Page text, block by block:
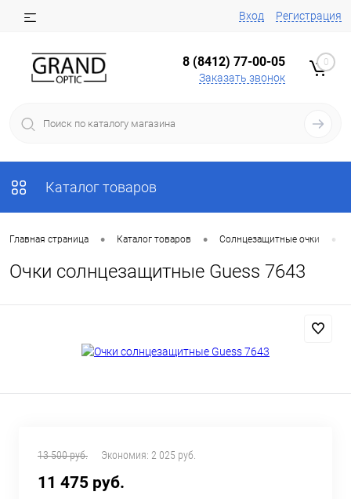
Вход Регистрация
8 (8412) 77-00-05
Заказать звонок
0
Каталог товаров
Главная страница • Каталог товаров • Солнцезащитные очки •
Очки солнцезащитные Guess 7643
13 500 руб. Экономия: 2 025 руб.
11 475 руб.